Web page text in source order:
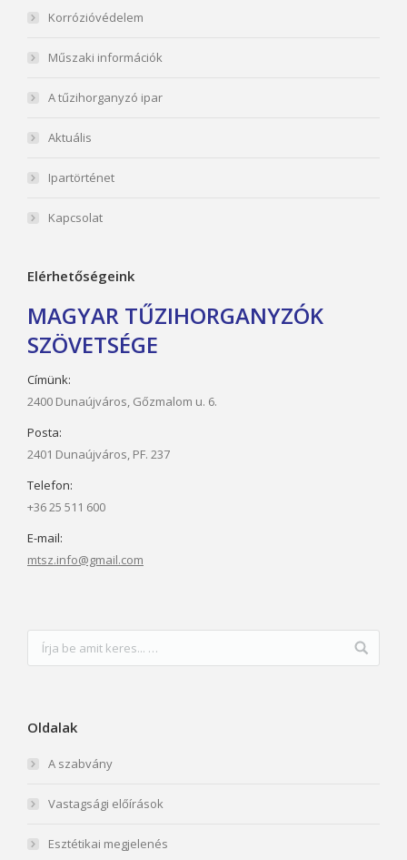
Korrózióvédelem
Műszaki információk
A tűzihorganyzó ipar
Aktuális
Ipartörténet
Kapcsolat
Elérhetőségeink
MAGYAR TŰZIHORGANYZÓK
SZÖVETSÉGE
Címünk:
2400 Dunaújváros, Gőzmalom u. 6.
Posta:
2401 Dunaújváros, PF. 237
Telefon:
+36 25 511 600
E-mail:
mtsz.info@gmail.com
Oldalak
A szabvány
Vastagsági előírások
Esztétikai megjelenés